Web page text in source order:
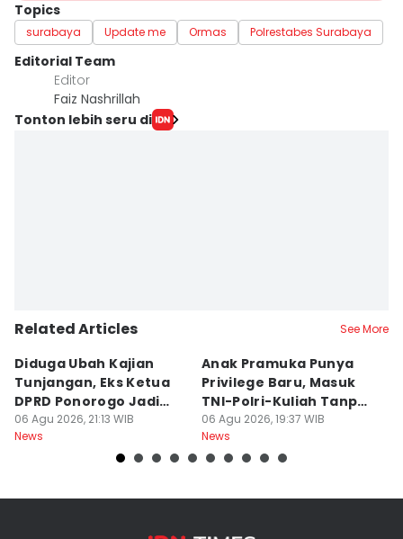
Topics
surabaya Update me Ormas Polrestabes Surabaya
Editorial Team
Editor
Faiz Nashrillah
Tonton lebih seru di
Related Articles See More
Diduga Ubah Kajian
Tunjangan, Eks Ketua
DPRD Ponorogo Jadi
Tersangka
06 Agu 2026, 21:13 WIB
News
Anak Pramuka Punya
Privilege Baru, Masuk
TNI-Polri-Kuliah Tanpa
Tes
06 Agu 2026, 19:37 WIB
News